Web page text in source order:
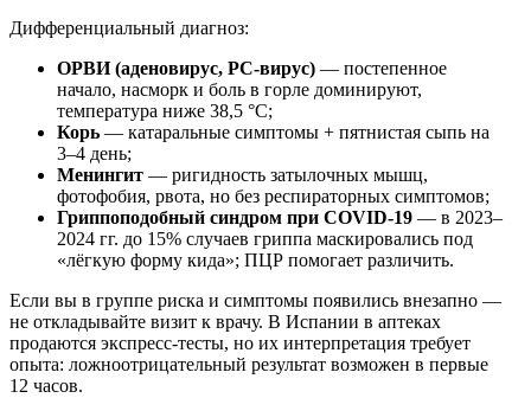
Дифференциальный диагноз:
ОРВИ (аденовирус, РС-вирус) — постепенное
начало, насморк и боль в горле доминируют,
температура ниже 38,5 °C;
Корь — катаральные симптомы + пятнистая сыпь на
3–4 день;
Менингит — ригидность затылочных мышц,
фотофобия, рвота, но без респираторных симптомов;
Гриппоподобный синдром при COVID-19 — в 2023–
2024 гг. до 15% случаев гриппа маскировались под
«лёгкую форму кида»; ПЦР помогает различить.
Если вы в группе риска и симптомы появились внезапно —
не откладывайте визит к врачу. В Испании в аптеках
продаются экспресс-тесты, но их интерпретация требует
опыта: ложноотрицательный результат возможен в первые
12 часов.